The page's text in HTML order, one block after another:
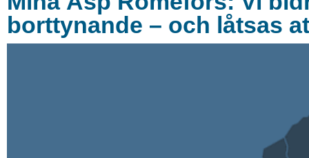
borttynande – och låtsas